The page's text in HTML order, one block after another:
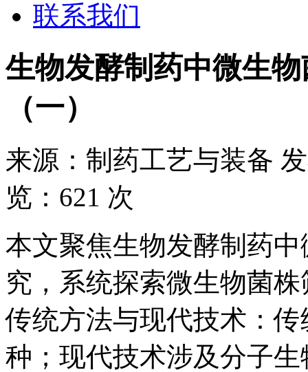
联系我们
生物发酵制药中微生
（一）
来源： 制药工艺与装备
览： 621 次
本文聚焦生物发酵制药
究，系统探索微生物菌
传统方法与现代技术：
种；现代技术涉及分子